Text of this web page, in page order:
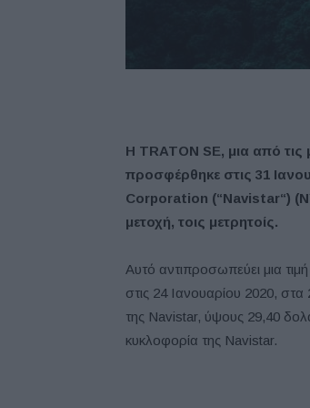
Η TRATON SE, μια από τις
προσφέρθηκε στις 31
Corporation (“Navistar“) (
μετοχή, τοις μετρητοίς.
Αυτό αντιπροσωπεύει μια
στις 24 Ιανουαρίου 2020,
της Navistar, ύψους 29,40
κυκλοφορία της Navistar.